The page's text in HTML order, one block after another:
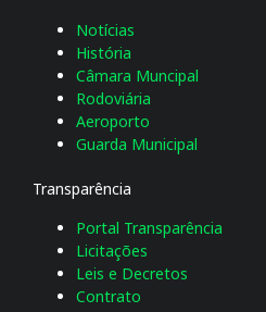
Notícias
História
Câmara Muncipal
Rodoviária
Aeroporto
Guarda Municipal
Transparência
Portal Transparência
Licitações
Leis e Decretos
Contrato